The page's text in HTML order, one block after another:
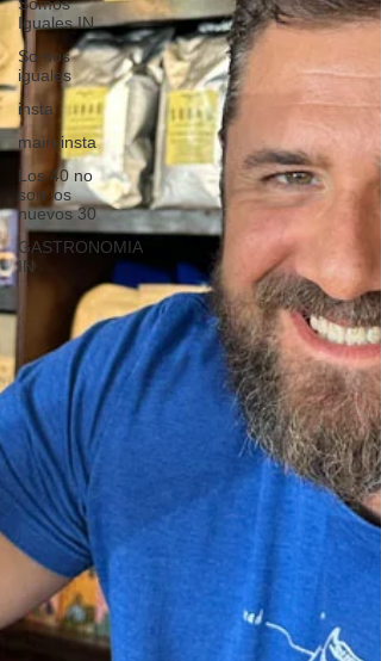
Iguales IN
Somos
iguales
insta
main-insta
Los 40 no
son los
nuevos 30
GASTRONOMIA
IN